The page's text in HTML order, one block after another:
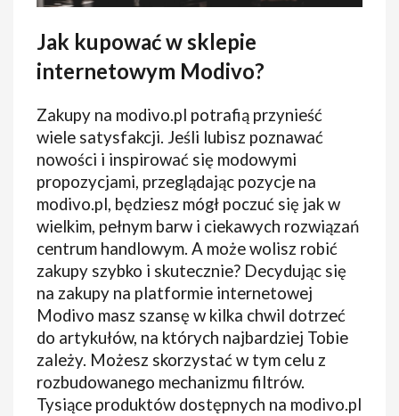
Jak kupować w sklepie
internetowym Modivo?
Zakupy na modivo.pl potrafią przynieść
wiele satysfakcji. Jeśli lubisz poznawać
nowości i inspirować się modowymi
propozycjami, przeglądając pozycje na
modivo.pl, będziesz mógł poczuć się jak w
wielkim, pełnym barw i ciekawych rozwiązań
centrum handlowym. A może wolisz robić
zakupy szybko i skutecznie? Decydując się
na zakupy na platformie internetowej
Modivo masz szansę w kilka chwil dotrzeć
do artykułów, na których najbardziej Tobie
zależy. Możesz skorzystać w tym celu z
rozbudowanego mechanizmu filtrów.
Tysiące produktów dostępnych na modivo.pl